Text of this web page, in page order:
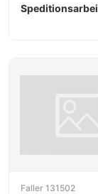
Faller 131502